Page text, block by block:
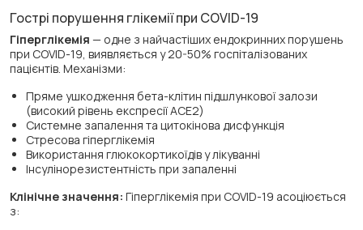
Гострі порушення глікемії при COVID-19
Гіперглікемія — одне з найчастіших ендокринних порушень
при COVID-19, виявляється у 20-50% госпіталізованих
пацієнтів. Механізми:
Пряме ушкодження бета-клітин підшлункової залози
(високий рівень експресії ACE2)
Системне запалення та цитокінова дисфункція
Стресова гіперглікемія
Використання глюкокортикоїдів у лікуванні
Інсулінорезистентність при запаленні
Клінічне значення: Гіперглікемія при COVID-19 асоціюється
з: